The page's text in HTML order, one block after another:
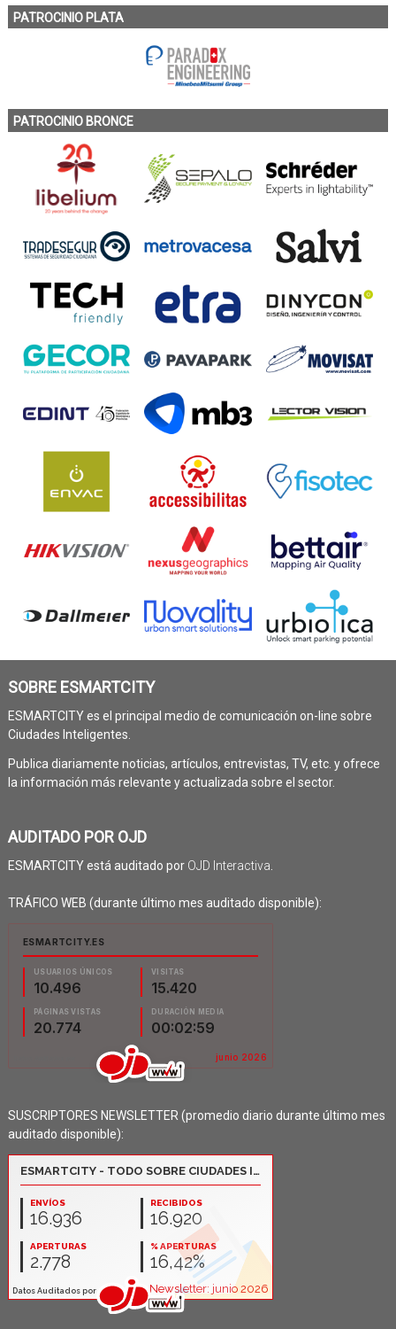
PATROCINIO PLATA
PATROCINIO BRONCE
SOBRE ESMARTCITY
ESMARTCITY es el principal medio de comunicación on-line sobre
Ciudades Inteligentes.
Publica diariamente noticias, artículos, entrevistas, TV, etc. y ofrece
la información más relevante y actualizada sobre el sector.
AUDITADO POR OJD
ESMARTCITY está auditado por OJD Interactiva
TRÁFICO WEB (durante último mes auditado disponible):
SUSCRIPTORES NEWSLETTER (promedio diario durante último mes
auditado disponible):